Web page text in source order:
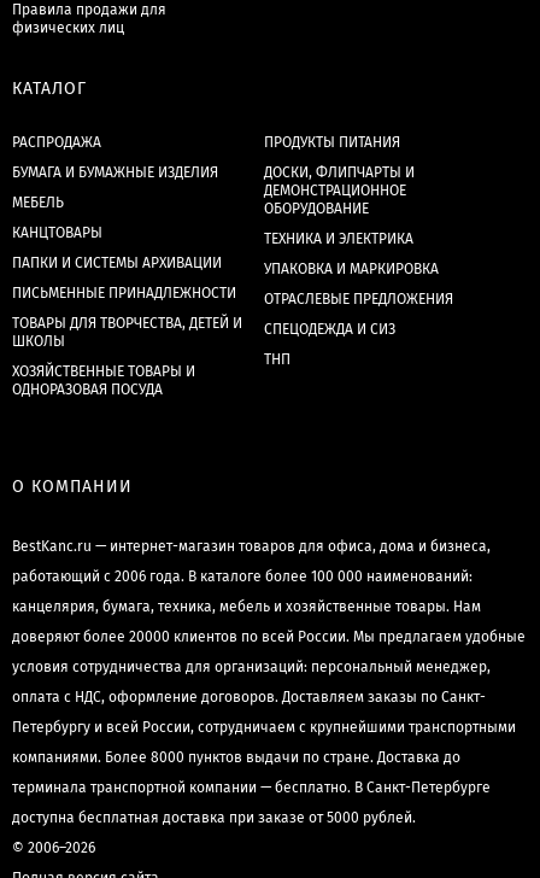
Правила продажи для
физических лиц
КАТАЛОГ
РАСПРОДАЖА
БУМАГА И БУМАЖНЫЕ ИЗДЕЛИЯ
МЕБЕЛЬ
КАНЦТОВАРЫ
ПАПКИ И СИСТЕМЫ АРХИВАЦИИ
ПИСЬМЕННЫЕ ПРИНАДЛЕЖНОСТИ
ТОВАРЫ ДЛЯ ТВОРЧЕСТВА, ДЕТЕЙ И
ШКОЛЫ
ХОЗЯЙСТВЕННЫЕ ТОВАРЫ И
ОДНОРАЗОВАЯ ПОСУДА
ПРОДУКТЫ ПИТАНИЯ
ДОСКИ, ФЛИПЧАРТЫ И
ДЕМОНСТРАЦИОННОЕ
ОБОРУДОВАНИЕ
ТЕХНИКА И ЭЛЕКТРИКА
УПАКОВКА И МАРКИРОВКА
ОТРАСЛЕВЫЕ ПРЕДЛОЖЕНИЯ
СПЕЦОДЕЖДА И СИЗ
ТНП
О КОМПАНИИ
BestKanc.ru — интернет-магазин товаров для офиса, дома и бизнеса,
работающий с 2006 года. В каталоге более 100 000 наименований:
канцелярия, бумага, техника, мебель и хозяйственные товары. Нам
доверяют более 20000 клиентов по всей России. Мы предлагаем удобные
условия сотрудничества для организаций: персональный менеджер,
оплата с НДС, оформление договоров. Доставляем заказы по Санкт-
Петербургу и всей России, сотрудничаем с крупнейшими транспортными
компаниями. Более 8000 пунктов выдачи по стране. Доставка до
терминала транспортной компании — бесплатно. В Санкт-Петербурге
доступна бесплатная доставка при заказе от 5000 рублей.
© 2006–2026